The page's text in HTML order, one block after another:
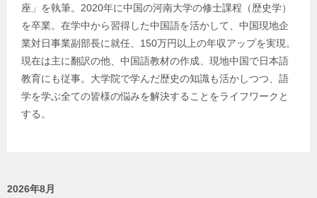
座」を執筆。2020年に中国の河南大学の修士課程（歴史学）
を卒業。在学中から習得した中国語を活かして、中国現地企
業対日事業副部長に就任、150万円以上の年収アップを実現。
現在は主に翻訳の他、中国語教材の作成、現地中国で日本語
教育にも従事。大学院で学んだ歴史の知識も活かしつつ、語
学を学ぶ全ての皆様の悩みを解決することをライフワークと
する。
2026年8月